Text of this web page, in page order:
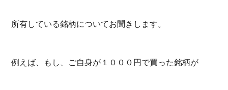
所有している銘柄についてお聞きします。
例えば、もし、ご自身が１０００円で買った銘柄が